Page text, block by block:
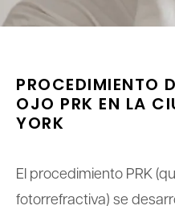
PROCEDIMIENTO
OJO PRK EN LA
YORK
El procedimiento PRK
fotorrefractiva) se